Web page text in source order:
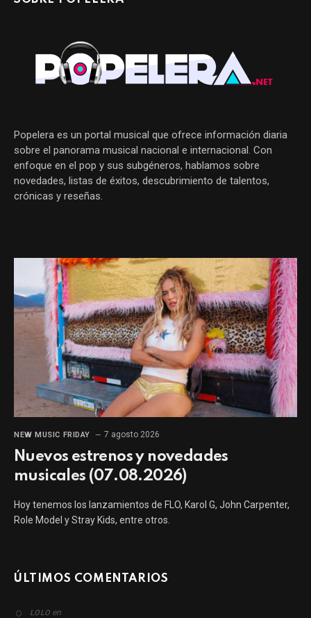
Popelera es un portal musical que ofrece información diaria
sobre el panorama musical nacional e internacional. Con
enfoque en el pop y sus subgéneros, hablamos sobre
novedades, listas de éxitos, descubrimiento de talentos,
crónicas y reseñas.
NEW MUSIC FRIDAY 7 agosto 2026
Nuevos estrenos y novedades
musicales (07.08.2026)
Hoy tenemos los lanzamientos de FLO, Karol G, John Carpenter,
Role Model y Stray Kids, entre otros.
ÚLTIMOS COMENTARIOS
LOLO en